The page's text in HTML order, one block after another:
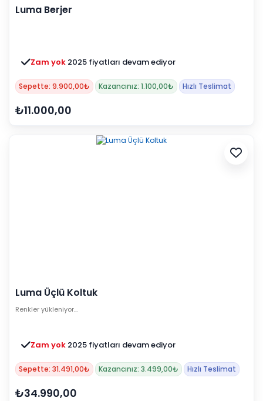
Luma Berjer
Zam yok 2025 fiyatları devam ediyor
Sepette: 9.900,00₺ Kazancınız: 1.100,00₺ Hızlı Teslimat
₺11.000,00
Luma Üçlü Koltuk
Renkler yükleniyor…
Zam yok 2025 fiyatları devam ediyor
Sepette: 31.491,00₺ Kazancınız: 3.499,00₺ Hızlı Teslimat
₺34.990,00